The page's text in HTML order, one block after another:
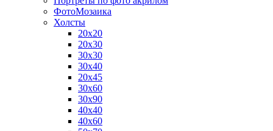
ФотоМозаика
Холсты
20х20
20х30
30х30
30х40
20х45
30х60
30х90
40х40
40х60